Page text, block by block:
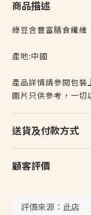
商品描述
綠豆含豐富膳食纖維
產地:中國
產品詳情請參閱包裝
圖片只供參考，一切
送貨及付款方式
顧客評價